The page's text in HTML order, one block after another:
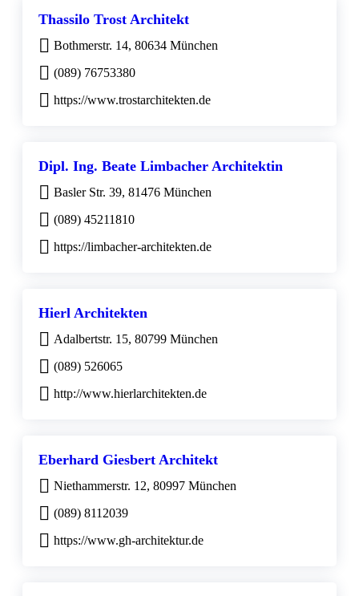
Thassilo Trost Architekt
Bothmerstr. 14, 80634 München
(089) 76753380
https://www.trostarchitekten.de
Dipl. Ing. Beate Limbacher Architektin
Basler Str. 39, 81476 München
(089) 45211810
https://limbacher-architekten.de
Hierl Architekten
Adalbertstr. 15, 80799 München
(089) 526065
http://www.hierlarchitekten.de
Eberhard Giesbert Architekt
Niethammerstr. 12, 80997 München
(089) 8112039
https://www.gh-architektur.de